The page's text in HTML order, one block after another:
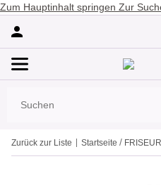
Zum Hauptinhalt springen Zur
Zurück zur Liste Startseite